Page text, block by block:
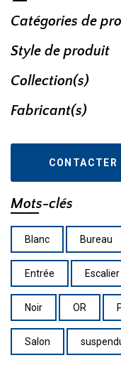
Catégories de
Style de produit
Collection(s)
Fabricant(s)
Mots-clés
Blanc Bureau
Entrée Escalier
Noir OR
Salon